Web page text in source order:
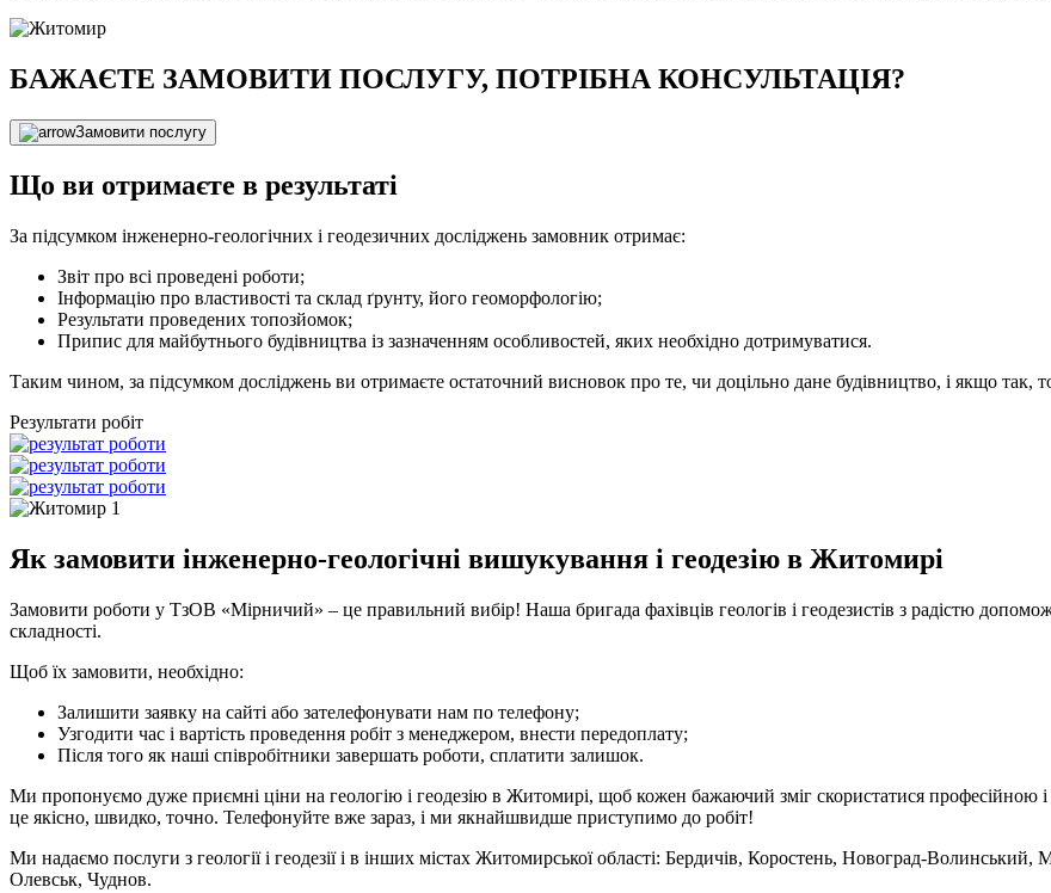
БАЖАЄТЕ ЗАМОВИТИ ПОСЛУГУ, ПОТРІБНА КОНСУЛЬТАЦІЯ?
Замовити послугу
Що ви отримаєте в результаті
За підсумком інженерно-геологічних і геодезичних досліджень замовник отримає:
Звіт про всі проведені роботи;
Інформацію про властивості та склад ґрунту, його геоморфологію;
Результати проведених топозйомок;
Припис для майбутнього будівництва із зазначенням особливостей, яких необхідно дотримуватися.
Таким чином, за підсумком досліджень ви отримаєте остаточний висновок про те, чи доцільно дане будівництво, і якщо так,
Результати робіт
Як замовити інженерно-геологічні вишукування і геодезію в Житомирі
Замовити роботи у ТзОВ «Мірничий» – це правильний вибір! Наша бригада фахівців геологів і геодезистів з радістю
складності.
Щоб їх замовити, необхідно:
Залишити заявку на сайті або зателефонувати нам по телефону;
Узгодити час і вартість проведення робіт з менеджером, внести передоплату;
Після того як наші співробітники завершать роботи, сплатити залишок.
Ми пропонуємо дуже приємні ціни на геологію і геодезію в Житомирі, щоб кожен бажаючий зміг скористатися
це якісно, ​​швидко, точно. Телефонуйте вже зараз, і ми якнайшвидше приступимо до робіт!
Ми надаємо послуги з геології і геодезії і в інших містах Житомирської області: Бердичів, Коростень, Новоград-
Олевськ, Чуднов.